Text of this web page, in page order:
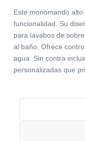
Este monomando
funcionalidad. Su
para lavabos de
al baño. Ofrece
agua. Sin contra
personalizadas que